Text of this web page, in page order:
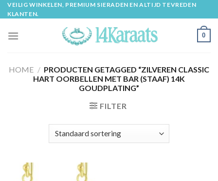
Skip
to
VEILIG WINKELEN, PREMIUM SIERADEN EN ALTIJD TEVREDEN
KLANTEN.
0
HOME / PRODUCTEN GETAGGED “ZILVEREN CLASSIC
HART OORBELLEN MET BAR (STAAF) 14K
GOUDPLATING”
FILTER